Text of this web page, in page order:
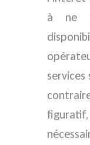
à ne
services